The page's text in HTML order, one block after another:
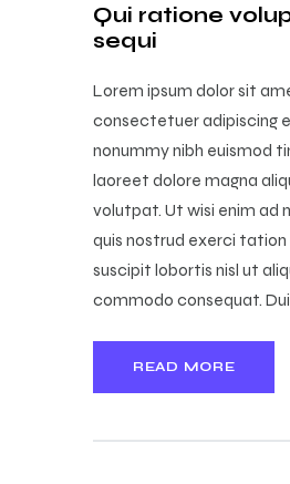
Qui ratione
sequi
Lorem ipsum dolor sit
consectetuer adipiscing
nonummy nibh euismod
laoreet dolore magna
volutpat. Ut wisi enim ad
quis nostrud exerci
suscipit lobortis nisl ut
commodo consequat.
READ MORE